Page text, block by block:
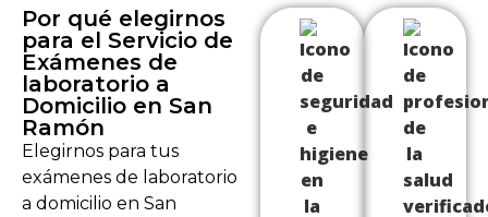
Por qué elegirnos
para el Servicio de
Exámenes de
laboratorio a
Domicilio en San
Ramón
Elegirnos para tus
exámenes de laboratorio
a domicilio en San